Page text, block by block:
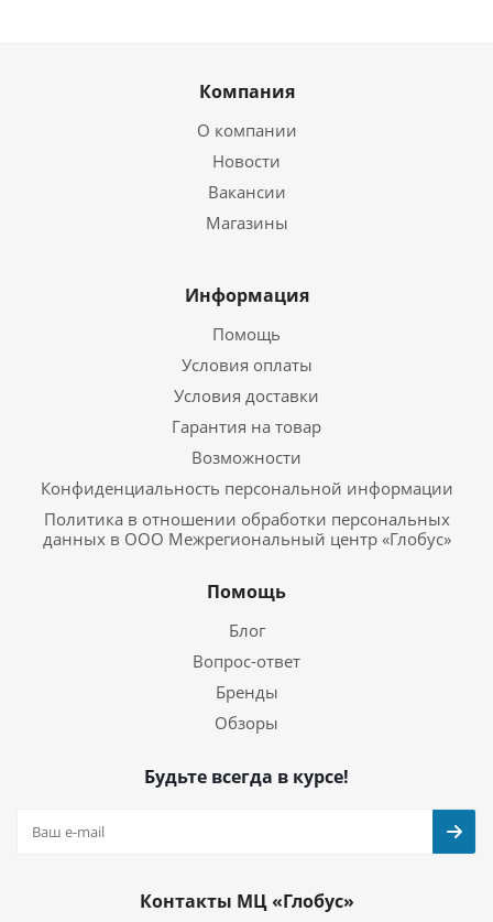
Компания
О компании
Новости
Вакансии
Магазины
Информация
Помощь
Условия оплаты
Условия доставки
Гарантия на товар
Возможности
Конфиденциальность персональной информации
Политика в отношении обработки персональных
данных в ООО Межрегиональный центр «Глобус»
Помощь
Блог
Вопрос-ответ
Бренды
Обзоры
Будьте всегда в курсе!
Контакты МЦ «Глобус»